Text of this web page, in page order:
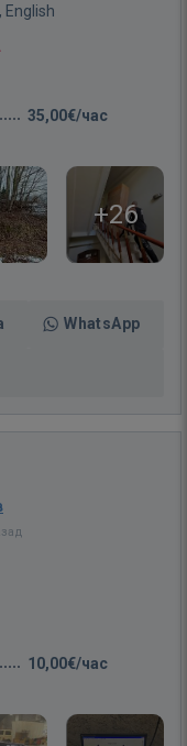
English
35,00€/час
+26
WhatsApp
10,00€/час